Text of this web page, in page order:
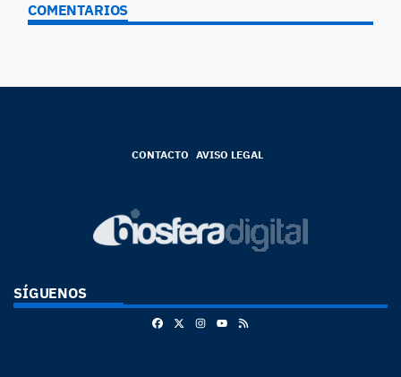
COMENTARIOS
CONTACTO AVISO LEGAL
SÍGUENOS
FacebookInstagram